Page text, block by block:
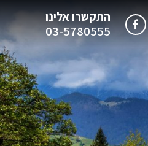
התקשרו אלינו
03-5780555